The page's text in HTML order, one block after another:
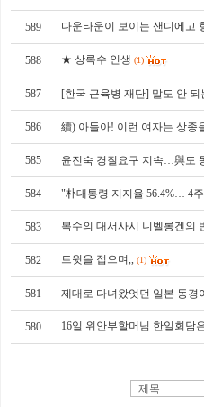
589 다운타운이 보이는 샌디에고
588 ★ 상록수 인생 (1)
587 [한국 근육병 재단] 말도 안 되
586 續) 아들아! 이런 여자는 상종
585 윤진숙 경질요구 지속…與도
584 "朴대통령 지지율 56.4%… 4
583 복수의 대서사시 니벨롱겐의
582 트윗을 접으며,, (1)
581 제대로 다녀왔엇던 일본 동경
580 16일 위안부할머님 한일회담